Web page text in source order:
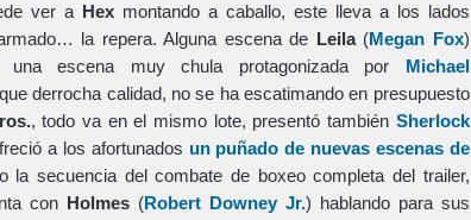
ver a Hexmontando a caballo, este lleva a los lados
la repera. Alguna escena de Leila(Megan Fox)
una escena muy chula protagonizada por Michael
derrocha calidad, no se ha escatimando en presupuesto
, todo va en el mismo lote, presentó también Sherlock
a los afortunados un puñado de nuevas escenas de
la secuencia del combate de boxeo completa del trailer,
con Holmes(Robert Downey Jr.) hablando para sus